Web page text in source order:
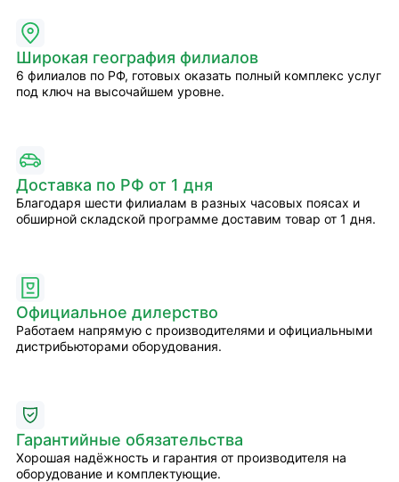
Широкая география филиалов
6 филиалов по РФ, готовых оказать полный комплекс услуг
под ключ на высочайшем уровне.
Доставка по РФ от 1 дня
Благодаря шести филиалам в разных часовых поясах и
обширной складской программе доставим товар от 1 дня.
Официальное дилерство
Работаем напрямую с производителями и официальными
дистрибьюторами оборудования.
Гарантийные обязательства
Хорошая надёжность и гарантия от производителя на
оборудование и комплектующие.